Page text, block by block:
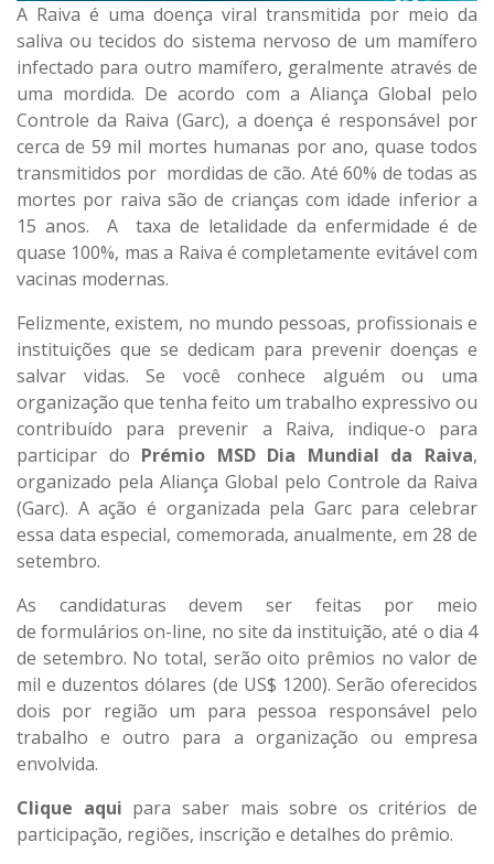
A Raiva é uma doença viral transmitida por meio da
saliva ou tecidos do sistema nervoso de um mamífero
infectado para outro mamífero, geralmente através de
uma mordida. De acordo com a Aliança Global pelo
Controle da Raiva (Garc), a doença é responsável por
cerca de 59 mil mortes humanas por ano, quase todos
transmitidos por mordidas de cão. Até 60% de todas as
mortes por raiva são de crianças com idade inferior a
15 anos. A taxa de letalidade da enfermidade é de
quase 100%, mas a Raiva é completamente evitável com
vacinas modernas.
Felizmente, existem, no mundo pessoas, profissionais e
instituições que se dedicam para prevenir doenças e
salvar vidas. Se você conhece alguém ou uma
organização que tenha feito um trabalho expressivo ou
contribuído para prevenir a Raiva, indique-o para
participar do Prémio MSD Dia Mundial da Raiva,
organizado pela Aliança Global pelo Controle da Raiva
(Garc). A ação é organizada pela Garc para celebrar
essa data especial, comemorada, anualmente, em 28 de
setembro.
As candidaturas devem ser feitas por meio
deformulários on-line, no site da instituição, até o dia 4
de setembro. No total, serão oito prêmios no valor de
mil e duzentos dólares (de US$ 1200). Serão oferecidos
dois por região um para pessoa responsável pelo
trabalho e outro para a organização ou empresa
envolvida.
Clique aqui para saber mais sobre os critérios de
participação, regiões, inscrição e detalhes do prêmio.